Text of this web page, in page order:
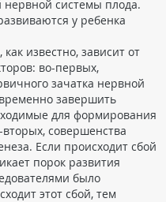
системы плода.
у ребенка
известно, зависит от
во-первых,
зачатка нервной
завершить
для формирования
совершенства
Если происходит сбой
порок развития
было
этот сбой, тем